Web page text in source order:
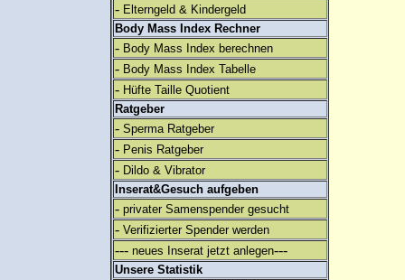
- Elterngeld & Kindergeld
Body Mass Index Rechner
- Body Mass Index berechnen
- Body Mass Index Tabelle
- Hüfte Taille Quotient
Ratgeber
- Sperma Ratgeber
- Penis Ratgeber
- Dildo & Vibrator
Inserat&Gesuch aufgeben
- privater Samenspender gesucht
- Verifizierter Spender werden
--- neues Inserat jetzt anlegen---
Unsere Statistik